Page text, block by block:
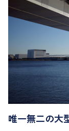
唯一無二の大